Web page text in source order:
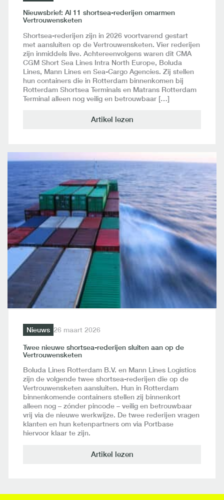
Nieuwsbrief: Al 11 shortsea-rederijen omarmen
Vertrouwensketen
Shortsea-rederijen zijn in 2026 voortvarend gestart
met aansluiten op de Vertrouwensketen. Vier rederijen
zijn inmiddels live. Achtereenvolgens waren dit CMA
CGM Short Sea Lines Intra North Europe, Boluda
Lines, Mann Lines en Sea-Cargo Agencies. Zij stellen
hun containers die in Rotterdam binnenkomen bij
Rotterdam Shortsea Terminals en Matrans Rotterdam
Terminal alleen nog veilig en betrouwbaar […]
Artikel lezen
Nieuws 26 maart 2026
Twee nieuwe shortsea-rederijen sluiten aan op de
Vertrouwensketen
Boluda Lines Rotterdam B.V. en Mann Lines Logistics
zijn de volgende twee shortsea-rederijen die op de
Vertrouwensketen aansluiten. Hun in Rotterdam
binnenkomende containers stellen zij binnenkort
alleen nog – zónder pincode – veilig en betrouwbaar
vrij via de nieuwe werkwijze. De twee rederijen vragen
klanten en hun ketenpartners om via Portbase
hiervoor klaar te zijn.
Artikel lezen